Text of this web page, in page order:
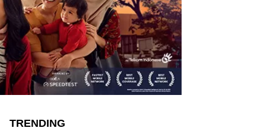
TRENDING